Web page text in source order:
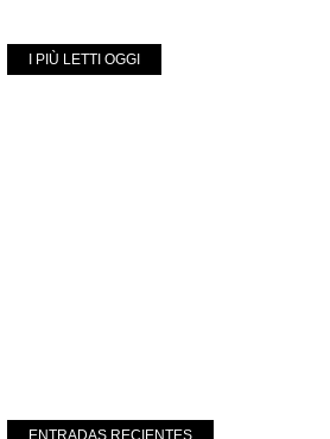
I PIÙ LETTI OGGI
ENTRADAS RECIENTES